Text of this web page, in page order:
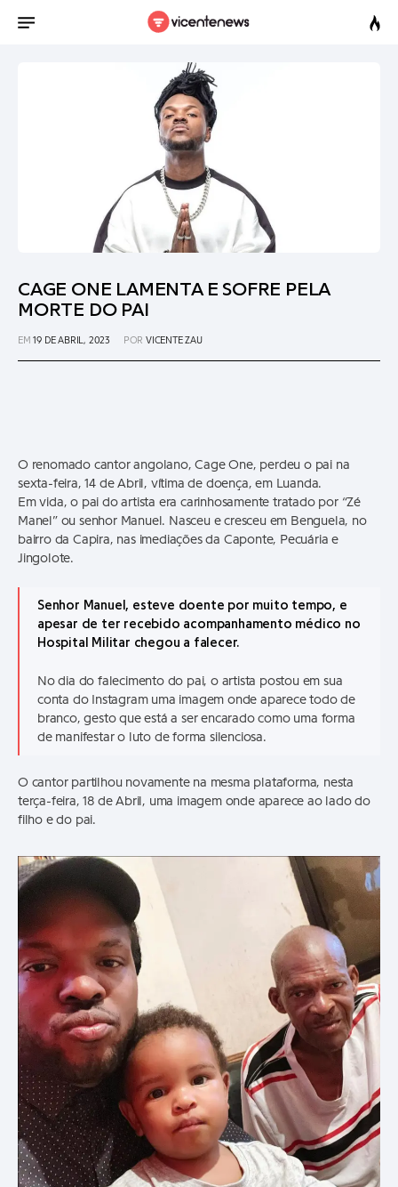
CAGE ONE LAMENTA E SOFRE PELA
MORTE DO PAI
EM19 DE ABRIL, 2023 PORVICENTE ZAU
O renomado cantor angolano, Cage One, perdeu o pai na
sexta-feira, 14 de Abril, vítima de doença, em Luanda.
Em vida, o pai do artista era carinhosamente tratado por “Zé
Manel” ou senhor Manuel. Nasceu e cresceu em Benguela, no
bairro da Capira, nas imediações da Caponte, Pecuária e
Jingolote.
Senhor Manuel, esteve doente por muito tempo, e
apesar de ter recebido acompanhamento médico no
Hospital Militar chegou a falecer.
No dia do falecimento do pai, o artista postou em sua
conta do Instagram uma imagem onde aparece todo de
branco, gesto que está a ser encarado como uma forma
de manifestar o luto de forma silenciosa.
O cantor partilhou novamente na mesma plataforma, nesta
terça-feira, 18 de Abril, uma imagem onde aparece ao lado do
filho e do pai.